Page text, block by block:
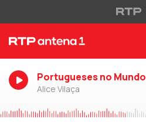
Portugueses no Mundo
Alice Vilaça